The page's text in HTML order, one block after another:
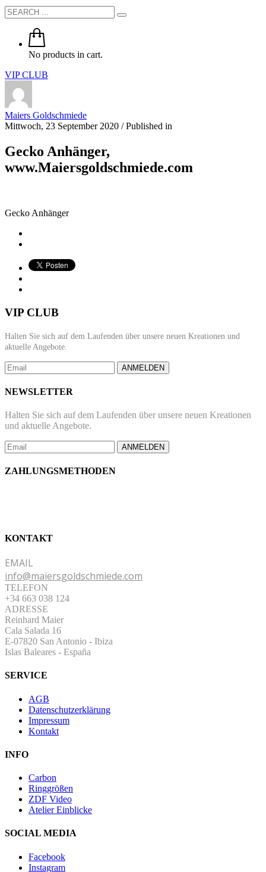
No products in cart.
VIP CLUB
Maiers Goldschmiede
Mittwoch, 23 September 2020 /Published in
Gecko Anhänger,
www.Maiersgoldschmiede.com
Gecko Anhänger
VIP CLUB
Halten Sie sich auf dem Laufenden über unsere neuen Kreationen und
aktuelle Angebote.
ANMELDEN
NEWSLETTER
Halten Sie sich auf dem Laufenden über unsere neuen Kreationen
und aktuelle Angebote.
ANMELDEN
ZAHLUNGSMETHODEN
KONTAKT
EMAIL
info@maiersgoldschmiede.com
TELEFON
+34 663 038 124
ADRESSE
Reinhard Maier
Cala Salada 16
E-07820 San Antonio - Ibiza
Islas Baleares - España
SERVICE
AGB
Datenschutzerklärung
Impressum
Kontakt
INFO
Carbon
Ringgrößen
ZDF Video
Atelier Einblicke
SOCIAL MEDIA
Facebook
Instagram